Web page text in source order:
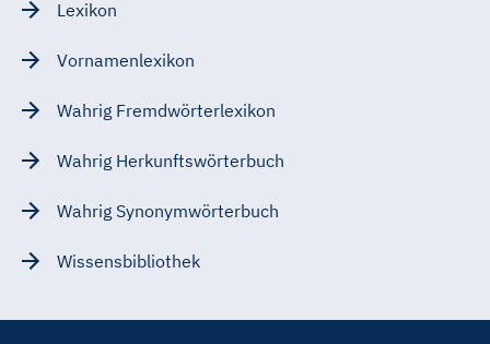
Lexikon
Vornamenlexikon
Wahrig Fremdwörterlexikon
Wahrig Herkunftswörterbuch
Wahrig Synonymwörterbuch
Wissensbibliothek